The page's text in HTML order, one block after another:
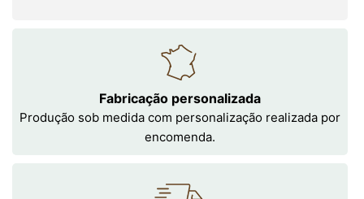
Fabricação personalizada
Produção sob medida com personalização realizada por
encomenda.